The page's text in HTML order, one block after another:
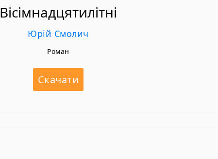
Вісімнадцятилітні
Юрій Смолич
Роман
Скачати